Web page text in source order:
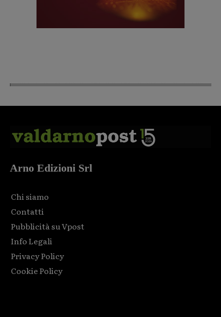
Arno Edizioni Srl
Chi siamo
Contatti
Pubblicità su Vpost
Info Legali
Privacy Policy
Cookie Policy